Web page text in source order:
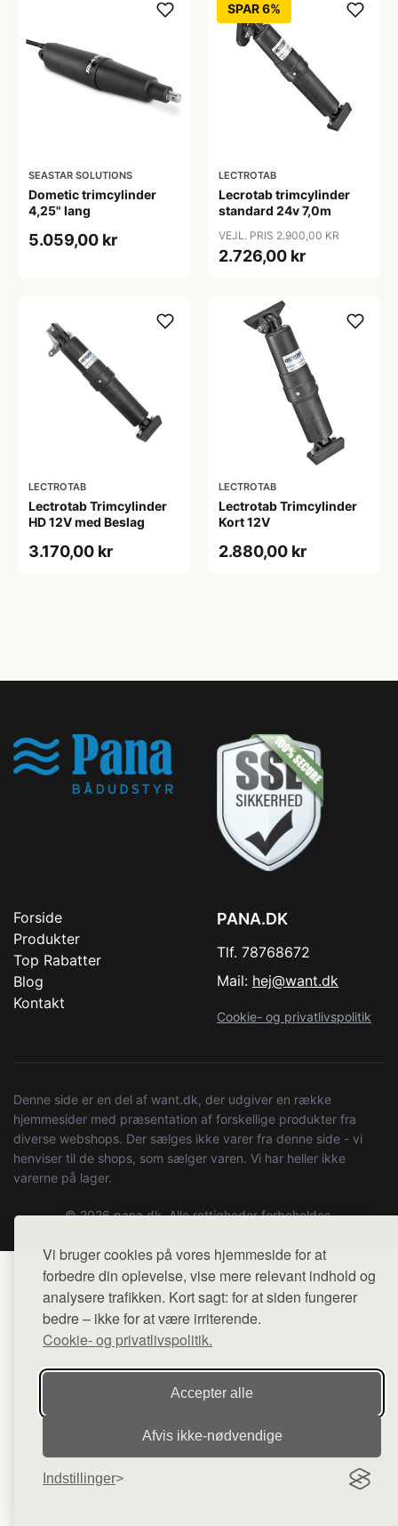
Vi bruger cookies på vores hjemmeside for at
forbedre din oplevelse, vise mere relevant indhold og
analysere trafikken. Kort sagt: for at siden fungerer
bedre – ikke for at være irriterende.
Cookie- og privatlivspolitik.
Accepter alle
Afvis ikke‑nødvendige
Indstillinger
SEASTAR SOLUTIONS
Dometic trimcylinder
4,25" lang
5.059,00 kr
SPAR 6%
LECTROTAB
Lecrotab trimcylinder
standard 24v 7,0m
VEJL. PRIS 2.900,00 KR
2.726,00 kr
LECTROTAB
Lectrotab Trimcylinder
HD 12V med Beslag
3.170,00 kr
LECTROTAB
Lectrotab Trimcylinder
Kort 12V
2.880,00 kr
Forside
Produkter
Top Rabatter
Blog
Kontakt
PANA.DK
Tlf. 78768672
Mail: hej@want.dk
Cookie- og privatlivspolitik
Denne side er en del af want.dk, der udgiver en række
hjemmesider med præsentation af forskellige produkter fra
diverse webshops. Der sælges ikke varer fra denne side - vi
henviser til de shops, som sælger varen. Vi har heller ikke
varerne på lager.
© 2026 pana.dk. Alle rettigheder forbeholdes.